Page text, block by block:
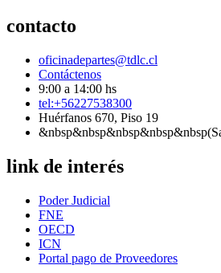
contacto
oficinadepartes@tdlc.cl
Contáctenos
9:00 a 14:00 hs
tel:+56227538300
Huérfanos 670, Piso 19
link de interés
Poder Judicial
FNE
OECD
ICN
Portal pago de Proveedores